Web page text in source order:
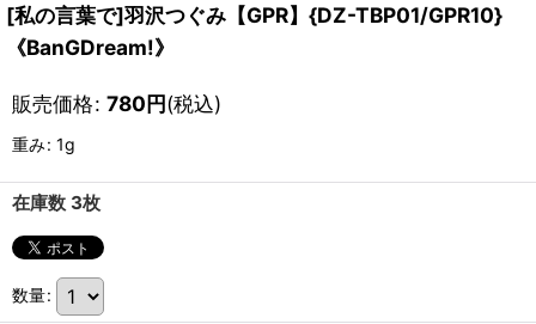
[私の言葉で]羽沢つぐみ【GPR】{DZ-TBP01/GPR10}
《BanGDream!》
販売価格: 780円(税込)
重み: 1g
在庫数 3枚
数量: